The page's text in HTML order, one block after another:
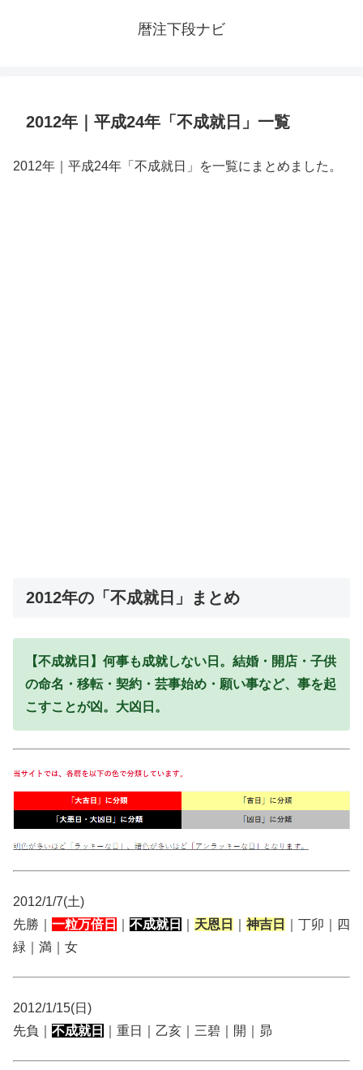
暦注下段ナビ
2012年｜平成24年「不成就日」一覧
2012年｜平成24年「不成就日」を一覧にまとめました。
2012年の「不成就日」まとめ
【不成就日】何事も成就しない日。結婚・開店・子供
の命名・移転・契約・芸事始め・願い事など、事を起
こすことが凶。大凶日。
2012/1/7(土)
先勝｜ 一粒万倍日 不成就日 天恩日 神吉日
｜丁卯｜四
緑｜満｜女
2012/1/15(日)
先負｜ 不成就日 ｜重日｜乙亥｜三碧｜開｜昴